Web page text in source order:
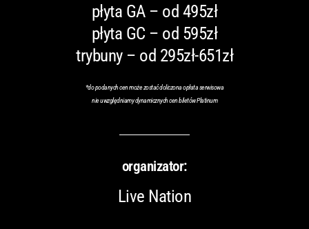
płyta GA – od 495zł
płyta GC – od 595zł
trybuny – od 295zł-651zł
*do podanych cen może zostać doliczona opłata serwisowa
nie uwzględniamy dynamicznych cen biletów Platinum
organizator:
Live Nation